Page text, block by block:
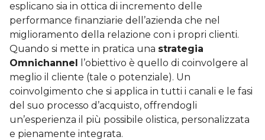
esplicano sia in ottica di incremento delle
performance finanziarie dell’azienda che nel
miglioramento della relazione con i propri clienti.
Quando si mette in pratica una strategia
Omnichannel l’obiettivo è quello di coinvolgere al
meglio il cliente (tale o potenziale). Un
coinvolgimento che si applica in tutti i canali e le fasi
del suo processo d’acquisto, offrendogli
un’esperienza il più possibile olistica, personalizzata
e pienamente integrata.